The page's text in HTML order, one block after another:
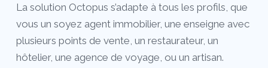
La solution Octopus s’adapte à tous les profils, que
vous un soyez agent immobilier, une enseigne avec
plusieurs points de vente, un restaurateur, un
hôtelier, une agence de voyage, ou un artisan.